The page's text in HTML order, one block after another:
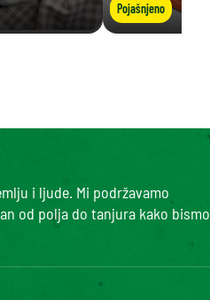
Pojašnjeno
i ljude. Mi podržavamo
od polja do tanjura kako bismo